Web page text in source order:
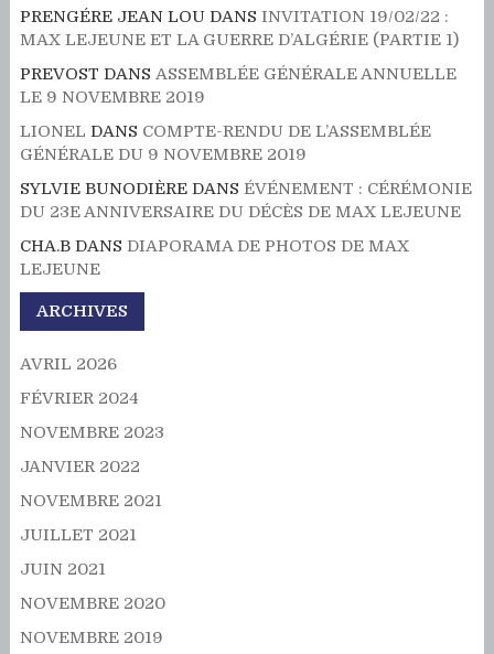
PRENGÉRE JEAN LOUDANS INVITATION 19/02/22 :
MAX LEJEUNE ET LA GUERRE D’ALGÉRIE (PARTIE 1)
PREVOST DANS ASSEMBLÉE GÉNÉRALE ANNUELLE
LE 9 NOVEMBRE 2019
LIONEL DANS COMPTE-RENDU DE L’ASSEMBLÉE
GÉNÉRALE DU 9 NOVEMBRE 2019
SYLVIE BUNODIÈREDANS ÉVÉNEMENT : CÉRÉMONIE
DU 23E ANNIVERSAIRE DU DÉCÈS DE MAX LEJEUNE
CHA.BDANS DIAPORAMA DE PHOTOS DE MAX
LEJEUNE
ARCHIVES
AVRIL 2026
FÉVRIER 2024
NOVEMBRE 2023
JANVIER 2022
NOVEMBRE 2021
JUILLET 2021
JUIN 2021
NOVEMBRE 2020
NOVEMBRE 2019